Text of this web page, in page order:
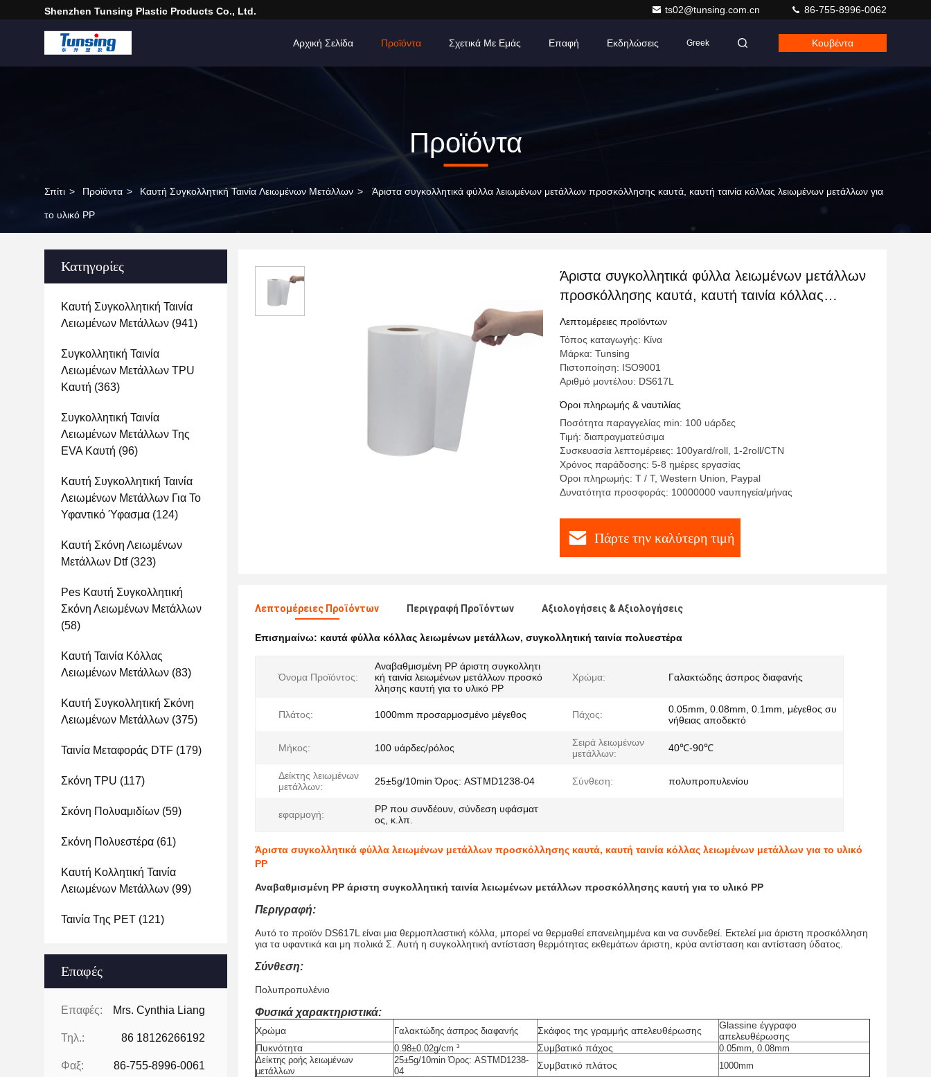
Shenzhen Tunsing Plastic Products Co., Ltd. ts02@tunsing.com.cn 86-755-8996-0062
Αρχική Σελίδα Προϊόντα Σχετικά Με Εμάς Επαφή Εκδηλώσεις Greek Κουβέντα
Προϊόντα
Σπίτι > Προϊόντα > Καυτή Συγκολλητική Ταινία Λειωμένων Μετάλλων > Άριστα συγκολλητικά φύλλα λειωμένων μετάλλων προσκόλλησης καυτά, καυτή ταινία κόλλας λειωμένων μετάλλων για
το υλικό PP
Κατηγορίες
Καυτή Συγκολλητική Ταινία
Λειωμένων Μετάλλων (941)
Συγκολλητική Ταινία
Λειωμένων Μετάλλων TPU
Καυτή (363)
Συγκολλητική Ταινία
Λειωμένων Μετάλλων Της
EVA Καυτή (96)
Καυτή Συγκολλητική Ταινία
Λειωμένων Μετάλλων Για Το
Υφαντικό Ύφασμα (124)
Καυτή Σκόνη Λειωμένων
Μετάλλων Dtf(323)
Pes Καυτή Συγκολλητική
Σκόνη Λειωμένων Μετάλλων
(58)
Καυτή Ταινία Κόλλας
Λειωμένων Μετάλλων (83)
Καυτή Συγκολλητική Σκόνη
Λειωμένων Μετάλλων (375)
Ταινία Μεταφοράς DTF (179)
Σκόνη TPU (117)
Σκόνη Πολυαμιδίων (59)
Σκόνη Πολυεστέρα (61)
Καυτή Κολλητική Ταινία
Λειωμένων Μετάλλων (99)
Ταινία Της PET (121)
Επαφές
Επαφές: Mrs. Cynthia Liang
Τηλ.: 86 18126266192
Φαξ: 86-755-8996-0061
Άριστα συγκολλητικά φύλλα λειωμένων μετάλλων
προσκόλλησης καυτά, καυτή ταινία κόλλας
λειωμένων μετάλλων για το υλικό PP
Λεπτομέρειες προϊόντων
Τόπος καταγωγής: Κίνα
Μάρκα: Tunsing
Πιστοποίηση: ISO9001
Αριθμό μοντέλου: DS617L
Όροι πληρωμής & ναυτιλίας
Ποσότητα παραγγελίας min: 100 υάρδες
Τιμή: διαπραγματεύσιμα
Συσκευασία λεπτομέρειες: 100yard/roll, 1-2roll/CTN
Χρόνος παράδοσης: 5-8 ημέρες εργασίας
Όροι πληρωμής: T / T, Western Union, Paypal
Δυνατότητα προσφοράς: 10000000 ναυπηγεία/μήνας
Πάρτε την καλύτερη τιμή
Λεπτομέρειες Προϊόντων Περιγραφή Προϊόντων Αξιολογήσεις & Αξιολογήσεις
Επισημαίνω: καυτά φύλλα κόλλας λειωμένων μετάλλων, συγκολλητική ταινία πολυεστέρα
Όνομα Προϊόντος:
Αναβαθμισμένη PP άριστη συγκολλητι
κή ταινία λειωμένων μετάλλων προσκό
λλησης καυτή για το υλικό PP
Χρώμα: Γαλακτώδης άσπρος διαφανής
Πλάτος: 1000mm προσαρμοσμένο μέγεθος Πάχος:
0.05mm, 0.08mm, 0.1mm, μέγεθος συ
νήθειας αποδεκτό
Μήκος: 100 υάρδες/ρόλος
Σειρά λειωμένων
μετάλλων:
40℃-90℃
Δείκτης λειωμένων
μετάλλων:
25±5g/10min Όρος: ASTMD1238-04 Σύνθεση: πολυπροπυλενίου
εφαρμογή:
PP που συνδέουν, σύνδεση υφάσματ
ος, κ.λπ.
Άριστα συγκολλητικά φύλλα λειωμένων μετάλλων προσκόλλησης καυτά, καυτή ταινία κόλλας λειωμένων μετάλλων για το υλικό
PP
Αναβαθμισμένη PP άριστη συγκολλητική ταινία λειωμένων μετάλλων προσκόλλησης καυτή για το υλικό PP
Περιγραφή:
Αυτό το προϊόν DS617L είναι μια θερμοπλαστική κόλλα, μπορεί να θερμαθεί επανειλημμένα και να συνδεθεί. Εκτελεί μια άριστη προσκόλληση
για τα υφαντικά και μη πολικά Σ. Αυτή η συγκολλητική αντίσταση θερμότητας εκθεμάτων άριστη, κρύα αντίσταση και αντίσταση ύδατος.
Σύνθεση:
Πολυπροπυλένιο
Φυσικά χαρακτηριστικά:
Χρώμα Γαλακτώδης άσπρος διαφανής Σκάφος της γραμμής απελευθέρωσης
Glassine έγγραφο
απελευθέρωσης
Πυκνότητα
0.98±0.02g/cm ³ Συμβατικό πάχος
0.05mm, 0.08mm
Δείκτης ροής λειωμένων
μετάλλων
25±5g/10min Όρος: ASTMD1238-
04
Συμβατικό πλάτος 1000mm